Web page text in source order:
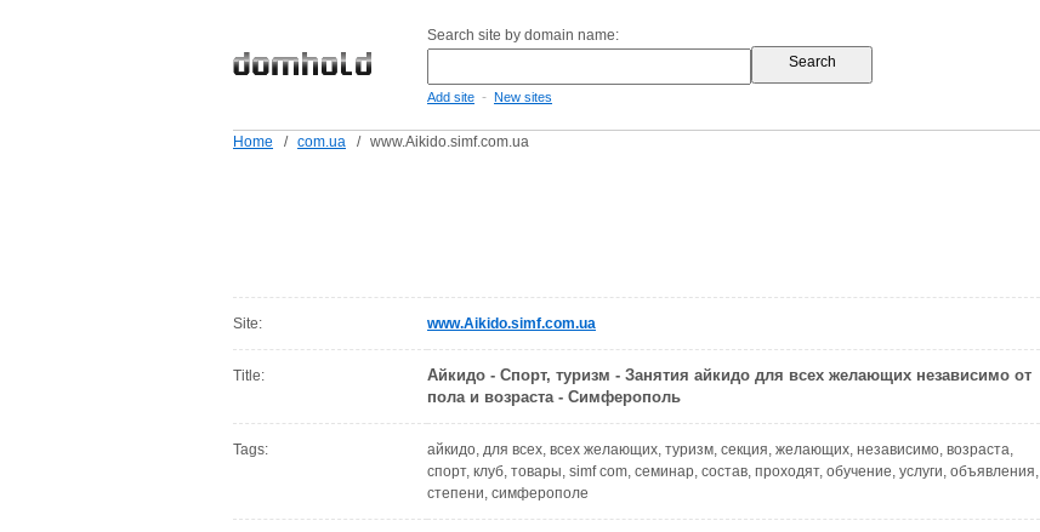
Search site by domain name:
Add site - New sites
Home / com.ua / www.Aikido.simf.com.ua
Site: www.Aikido.simf.com.ua
Title:
Айкидо - Спорт, туризм - Занятия айкидо для всех желающих независимо от
пола и возраста - Симферополь
Tags:
айкидо, для всех, всех желающих, туризм, секция, желающих, независимо, возраста,
спорт, клуб, товары, simf com, семинар, состав, проходят, обучение, услуги, объявления,
степени, симферополе